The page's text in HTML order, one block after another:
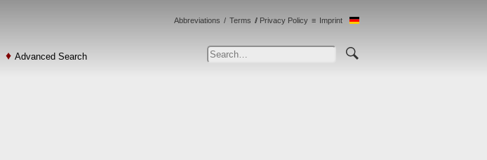
Advanced Search
Abbreviations Terms Privacy Policy Imprint